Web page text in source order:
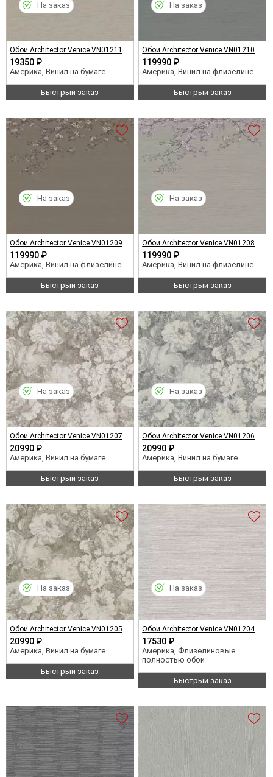
Обои Architector Venice VN01211
19350 ₽
Америка, Винил на бумаге
Быстрый заказ
На заказ
Обои Architector Venice VN01210
119990 ₽
Америка, Винил на флизелине
Быстрый заказ
На заказ
Обои Architector Venice VN01209
119990 ₽
Америка, Винил на флизелине
Быстрый заказ
На заказ
Обои Architector Venice VN01208
119990 ₽
Америка, Винил на флизелине
Быстрый заказ
На заказ
Обои Architector Venice VN01207
20990 ₽
Америка, Винил на бумаге
Быстрый заказ
На заказ
Обои Architector Venice VN01206
20990 ₽
Америка, Винил на бумаге
Быстрый заказ
На заказ
Обои Architector Venice VN01205
20990 ₽
Америка, Винил на бумаге
Быстрый заказ
На заказ
Обои Architector Venice VN01204
17530 ₽
Америка, Флизелиновые
полностью обои
Быстрый заказ
На заказ